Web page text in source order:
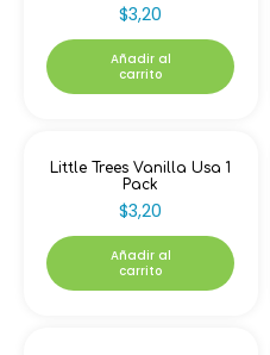
$3,20
Añadir al
carrito
Little Trees Vanilla Usa 1
Pack
$3,20
Añadir al
carrito